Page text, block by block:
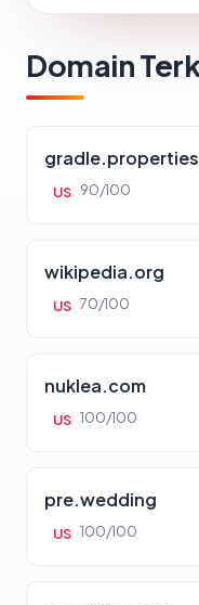
Domain
gradle.properties
US 90/100
wikipedia.org
US 70/100
nuklea.com
US 100/100
pre.wedding
US 100/100